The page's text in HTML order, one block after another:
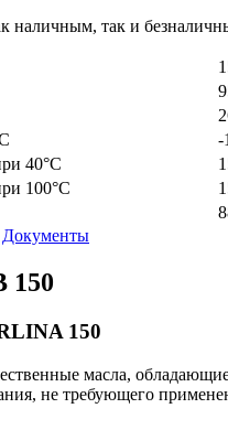
наличным, так и
-
40°C
100°C
Документы
150
150
масла,
не требующего